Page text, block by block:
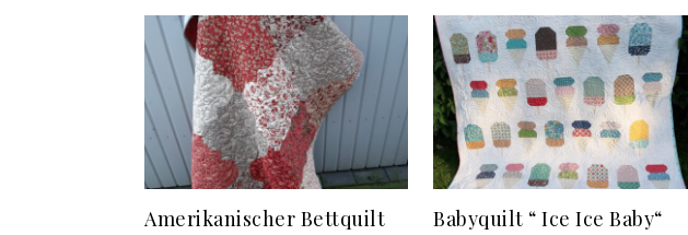
Amerikanischer Bettquilt
Babyquilt “ Ice Ice Baby“